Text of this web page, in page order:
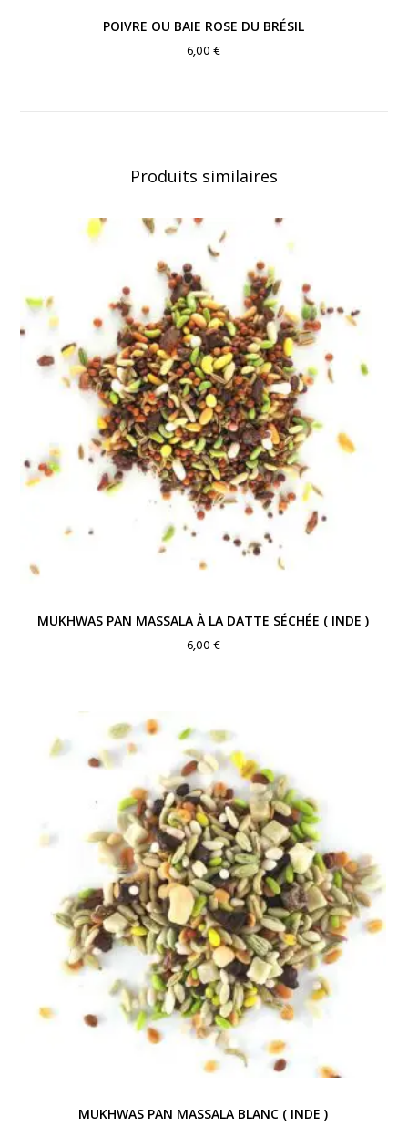
POIVRE OU BAIE ROSE DU BRÉSIL
6,00€
Produits similaires
MUKHWAS PAN MASSALA À LA DATTE SÉCHÉE ( INDE )
6,00€
MUKHWAS PAN MASSALA BLANC ( INDE )